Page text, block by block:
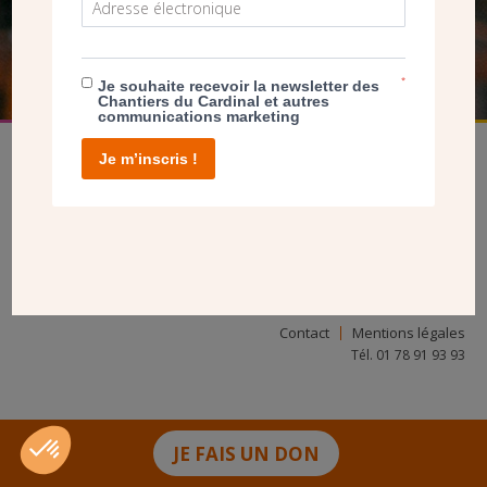
JE FAIS UN DON
Contact Mentions légales
Tél. 01 78 91 93 93
Je souhaite recevoir la newsletter des
Chantiers du Cardinal et autres
communications marketing
*
Je m’inscris !